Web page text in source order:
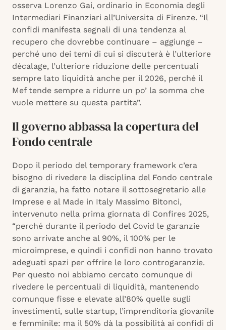
osserva Lorenzo Gai, ordinario in Economia degli
Intermediari Finanziari all’Universita di Firenze. “Il
confidi manifesta segnali di una tendenza al
recupero che dovrebbe continuare – aggiunge –
perché uno dei temi di cui si discuterà è l’ulteriore
décalage, l’ulteriore riduzione delle percentuali
sempre lato liquidità anche per il 2026, perché il
Mef tende sempre a ridurre un po’ la somma che
vuole mettere su questa partita”.
Il governo abbassa la copertura del
Fondo centrale
Dopo il periodo del temporary framework c’era
bisogno di rivedere la disciplina del Fondo centrale
di garanzia, ha fatto notare il sottosegretario alle
Imprese e al Made in Italy Massimo Bitonci,
intervenuto nella prima giornata di Confires 2025,
“perché durante il periodo del Covid le garanzie
sono arrivate anche al 90%, il 100% per le
microimprese, e quindi i confidi non hanno trovato
adeguati spazi per offrire le loro controgaranzie.
Per questo noi abbiamo cercato comunque di
rivedere le percentuali di liquidità, mantenendo
comunque fisse e elevate all’80% quelle sugli
investimenti, sulle startup, l’imprenditoria giovanile
e femminile: ma il 50% dà la possibilità ai confidi di